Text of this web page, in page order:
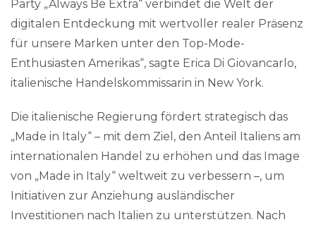
Party „Always Be Extra“ verbindet die Welt der
digitalen Entdeckung mit wertvoller realer Präsenz
für unsere Marken unter den Top-Mode-
Enthusiasten Amerikas“, sagte Erica Di Giovancarlo,
italienische Handelskommissarin in New York.
Die italienische Regierung fördert strategisch das
„Made in Italy“ – mit dem Ziel, den Anteil Italiens am
internationalen Handel zu erhöhen und das Image
von „Made in Italy“ weltweit zu verbessern –, um
Initiativen zur Anziehung ausländischer
Investitionen nach Italien zu unterstützen. Nach